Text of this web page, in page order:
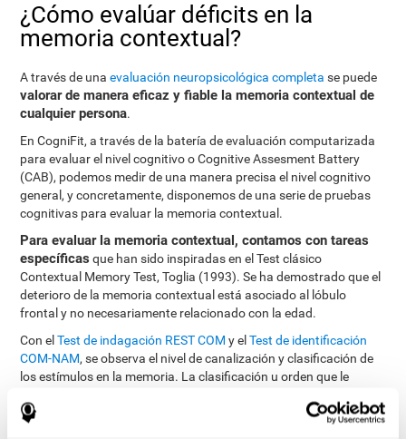
¿Cómo evalúar déficits en la
memoria contextual?
A través de unaevaluación neuropsicológica completa se puede
valorar de manera eficaz y fiable la memoria contextual de
cualquier persona.
En CogniFit, a través de la batería de evaluación computarizada
para evaluar el nivel cognitivo o Cognitive Assesment Battery
(CAB), podemos medir de una manera precisa el nivel cognitivo
general, y concretamente, disponemos de una serie de pruebas
cognitivas para evaluar la memoria contextual.
Para evaluar la memoria contextual, contamos con tareas
específicas que han sido inspiradas en el Test clásico
Contextual Memory Test, Toglia (1993). Se ha demostrado que el
deterioro de la memoria contextual está asociado al lóbulo
frontal y no necesariamente relacionado con la edad.
Con elTest de indagación REST COM y elTest de identificación
COM-NAM, se observa el nivel de canalización y clasificación de
los estímulos en la memoria. La clasificación u orden que le
similitudes de un mismo grupo. Así mismo, ayudará a poder